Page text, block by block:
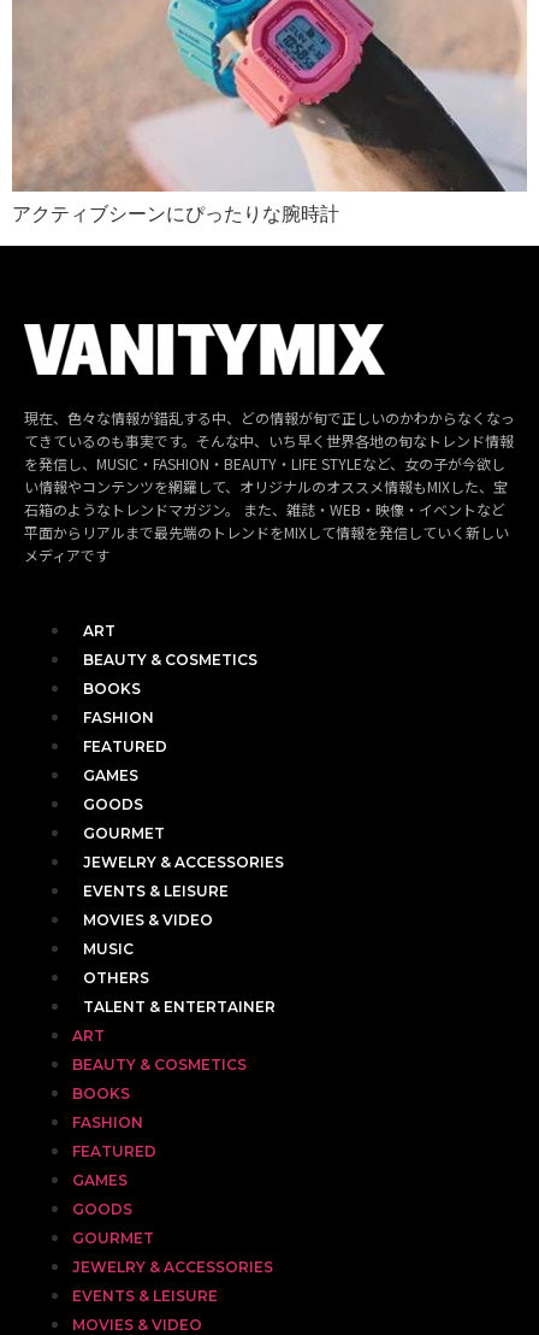
アクティブシーンにぴったりな腕時計
現在、色々な情報が錯乱する中、どの情報が旬で正しいのかわからなくなっ
てきているのも事実です。そんな中、いち早く世界各地の旬なトレンド情報
を発信し、MUSIC・FASHION・BEAUTY・LIFE STYLEなど、女の子が今欲し
い情報やコンテンツを網羅して、オリジナルのオススメ情報もMIXした、宝
石箱のようなトレンドマガジン。 また、雑誌・WEB・映像・イベントなど
平面からリアルまで最先端のトレンドをMIXして情報を発信していく新しい
メディアです
ART
BEAUTY & COSMETICS
BOOKS
FASHION
FEATURED
GAMES
GOODS
GOURMET
JEWELRY & ACCESSORIES
EVENTS & LEISURE
MOVIES & VIDEO
MUSIC
OTHERS
TALENT & ENTERTAINER
ART
BEAUTY & COSMETICS
BOOKS
FASHION
FEATURED
GAMES
GOODS
GOURMET
JEWELRY & ACCESSORIES
EVENTS & LEISURE
MOVIES & VIDEO